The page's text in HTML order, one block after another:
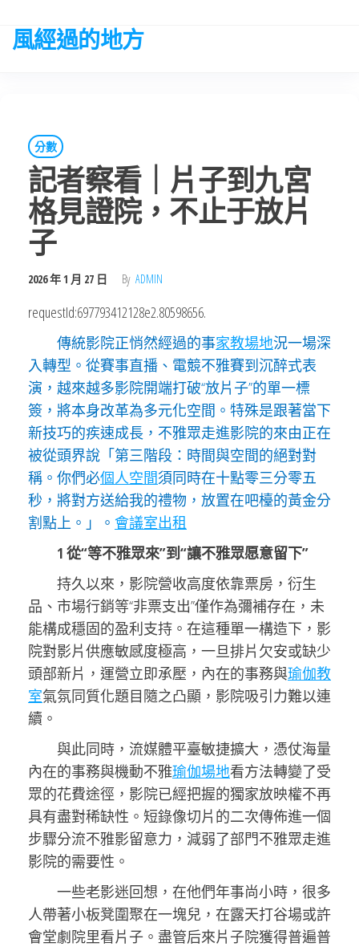
the
風經過的地方
分數
記者察看｜片子到九宮
格見證院，不止于放片
子
2026 年 1 月 27 日 By ADMIN
requestId:697793412128e2.80598656.
傳統影院正悄然經過的事家教場地況一場深
入轉型。從賽事直播、電競不雅賽到沉醉式表
演，越來越多影院開端打破“放片子”的單一標
簽，將本身改革為多元化空間。特殊是跟著當下
新技巧的疾速成長，不雅眾走進影院的來由正在
被從頭界說「第三階段：時間與空間的絕對對
稱。你們必個人空間須同時在十點零三分零五
秒，將對方送給我的禮物，放置在吧檯的黃金分
割點上。」。 會議室出租
1 從“等不雅眾來”到“讓不雅眾愿意留下”
持久以來，影院營收高度依靠票房，衍生
品、市場行銷等“非票支出”僅作為彌補存在，未
能構成穩固的盈利支持。在這種單一構造下，影
院對影片供應敏感度極高，一旦排片欠安或缺少
頭部新片，運營立即承壓，內在的事務與瑜伽教
室氣氛同質化題目隨之凸顯，影院吸引力難以連
續。
與此同時，流媒體平臺敏捷擴大，憑仗海量
內在的事務與機動不雅瑜伽場地看方法轉變了受
眾的花費途徑，影院已經把握的獨家放映權不再
具有盡對稀缺性。短錄像切片的二次傳佈進一個
步驟分流不雅影留意力，減弱了部門不雅眾走進
影院的需要性。
一些老影迷回想，在他們年事尚小時，很多
人帶著小板凳圍聚在一塊兒，在露天打谷場或許
會堂劇院里看片子。盡管后來片子院獲得普遍普